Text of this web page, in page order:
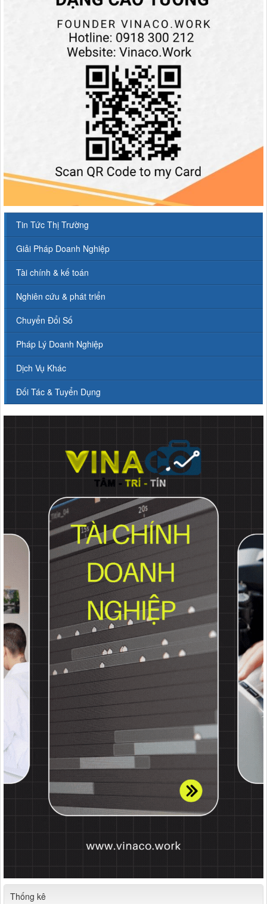
Tin Tức Thị Trường
Giải Pháp Doanh Nghiệp
Tài chính & kế toán
Nghiên cứu & phát triển
Chuyển Đổi Số
Pháp Lý Doanh Nghiệp
Dịch Vụ Khác
Đối Tác & Tuyển Dụng
Thống kê